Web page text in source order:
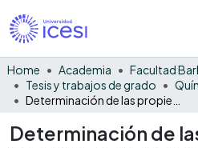
Home Academia
Tesis y trabajos de grado
Determinación de